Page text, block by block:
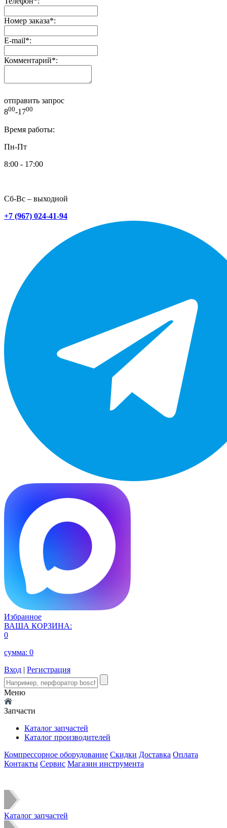
Номер заказа*:
E-mail*:
Комментарий*:
отправить запрос
800-1700
Время работы:
Пн-Пт
8:00 - 17:00
Сб-Вс – выходной
+7 (967) 024-41-94
Избранное
ВАША КОРЗИНА:
0
сумма: 0
Вход | Регистрация
Меню
Запчасти
Каталог запчастей
Каталог производителей
Компрессорное оборудование Скидки Доставка Оплата
Контакты Сервис Магазин инструмента
Каталог запчастей